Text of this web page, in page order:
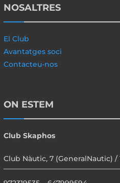
NOSALTRES
El Club
Avantatges soci
Contacteu-nos
ON ESTEM
Club Skaphos
Club Nàutic, 7 (GeneralNautic) /